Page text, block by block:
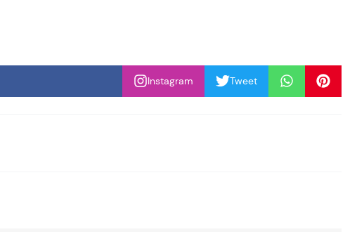
Instagram Tweet